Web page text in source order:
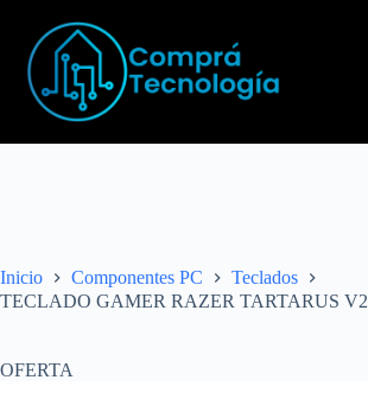
Inicio Componentes PC
Teclados
TECLADO GAMER RAZER TARTARUS V2
OFERTA